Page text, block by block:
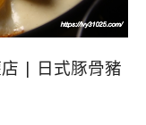
| 日式豚骨豬